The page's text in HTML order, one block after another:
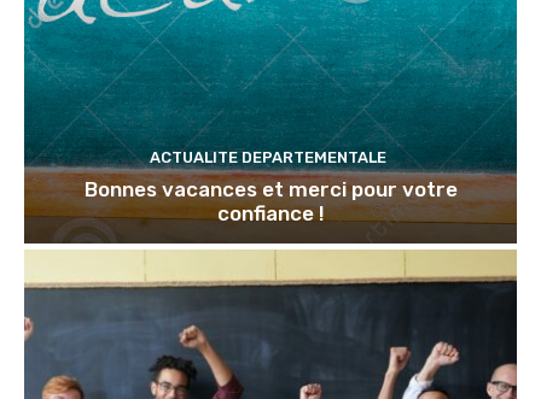
ACTUALITE DEPARTEMENTALE
Bonnes vacances et merci pour votre
confiance !